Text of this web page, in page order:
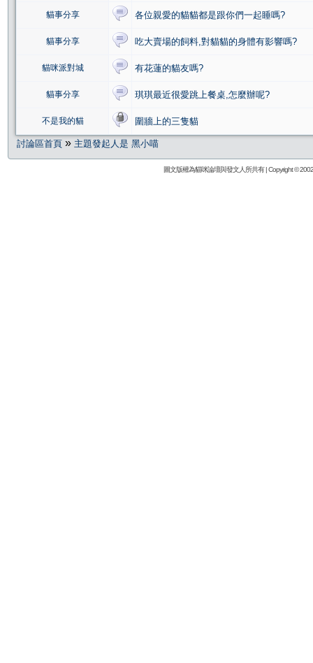
貓事分享 各位親愛的貓貓都是跟你們一起睡嗎?
貓事分享 吃大賣場的飼料,對貓貓的身體有影響嗎?
貓咪派對城 有花蓮的貓友嗎?
貓事分享 琪琪最近很愛跳上餐桌,怎麼辦呢?
不是我的貓 圍牆上的三隻貓
討論區首頁 » 主題發起人是 黑小喵
圖文版權為貓咪論壇與發文人所共有 | Copyright ©